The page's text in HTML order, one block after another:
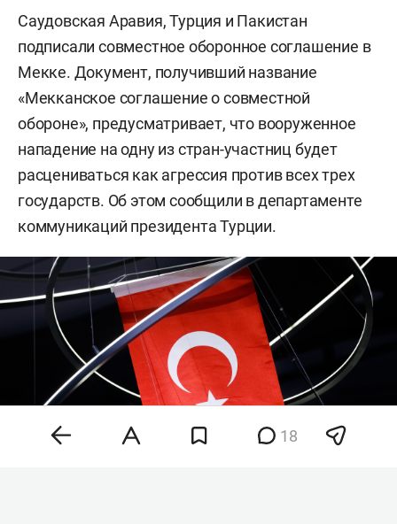
Саудовская Аравия, Турция и Пакистан
подписали совместное оборонное соглашение в
Мекке. Документ, получивший название
«Мекканское соглашение о совместной
обороне», предусматривает, что вооруженное
нападение на одну из стран-участниц будет
расцениваться как агрессия против всех трех
государств. Об этом сообщили в департаменте
коммуникаций президента Турции.
18